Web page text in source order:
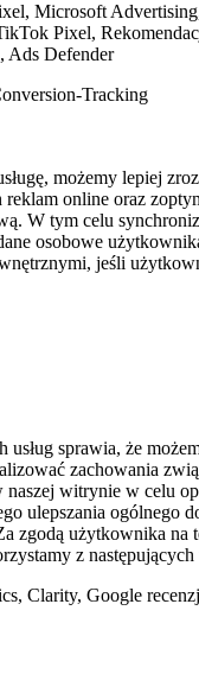
Microsoft
Pixel,
Ads Defender
Tracking
możemy lepiej
reklam online oraz
W tym celu
osobowe
jeśli
usług sprawia, że
zachowania
naszej witrynie w celu
ulepszania ogólnego
zgodą użytkownika na
z następujących
Clarity, Google